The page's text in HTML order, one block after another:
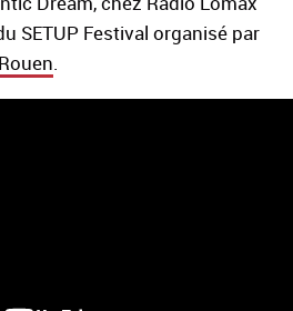
SETUP Festival organisé par
.